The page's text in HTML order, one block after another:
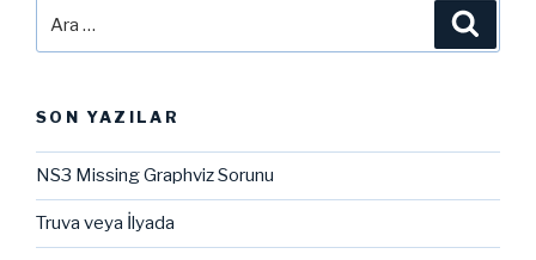
SON YAZILAR
NS3 Missing Graphviz Sorunu
Truva veya İlyada